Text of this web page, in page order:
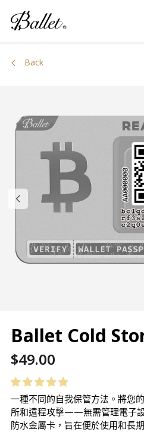
Back
Ballet Cold
常
規
價
格
$49.00
一種不同的自我保管方法。將
所和遠程攻擊——無需管理電子
防水金屬卡，旨在便於使用和長